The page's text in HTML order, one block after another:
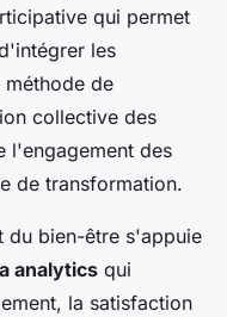
qui permet
les
de
collective des
l'engagement des
de transformation.
du bien-être s'appuie
analytics qui
la satisfaction